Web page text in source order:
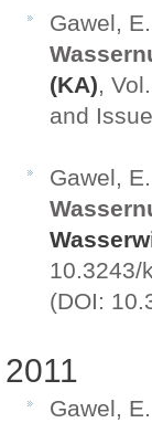
Gawel,
(KA),
and
Gawel,
10.3243/
(DOI:
2011
Gawel,